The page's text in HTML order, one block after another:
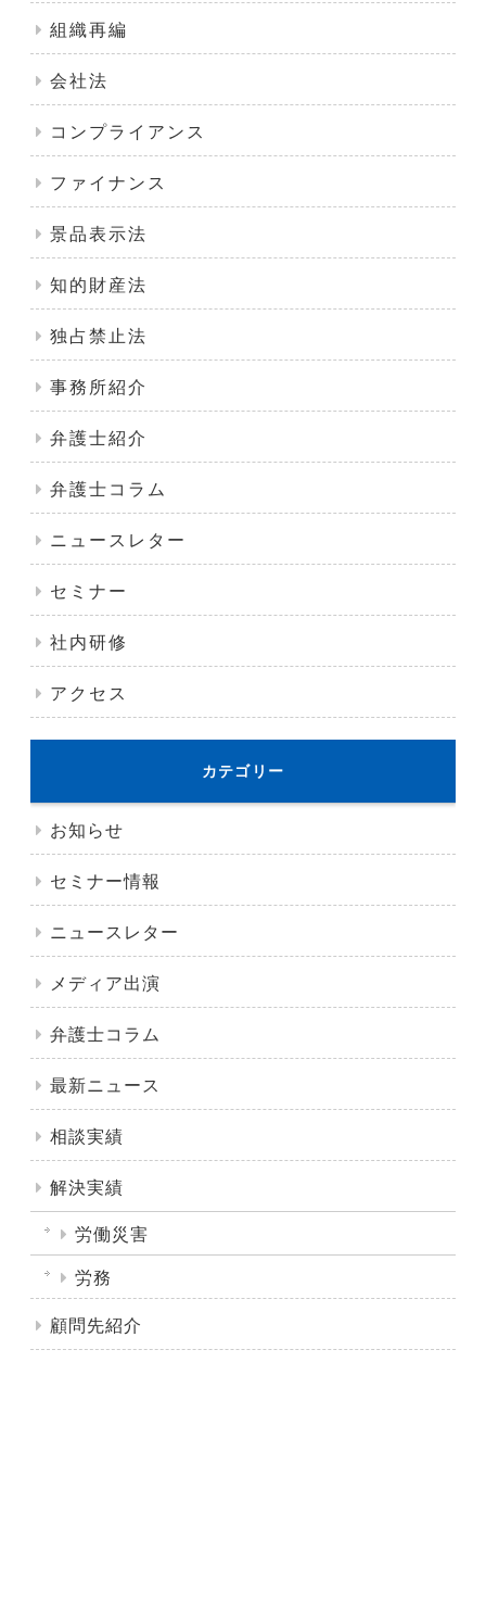
組織再編
会社法
コンプライアンス
ファイナンス
景品表示法
知的財産法
独占禁止法
事務所紹介
弁護士紹介
弁護士コラム
ニュースレター
セミナー
社内研修
アクセス
カテゴリー
お知らせ
セミナー情報
ニュースレター
メディア出演
弁護士コラム
最新ニュース
相談実績
解決実績
労働災害
労務
顧問先紹介